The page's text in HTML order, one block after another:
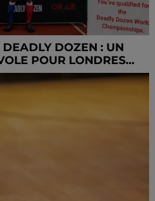
DOZEN : UN
POUR LONDRES...